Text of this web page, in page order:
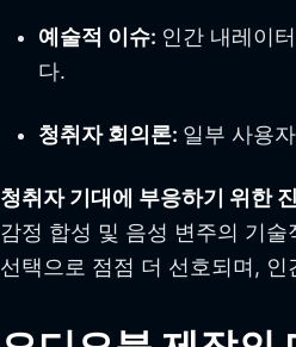
예술적 이슈: 인간 내레이
다.
청취자 회의론: 일부 사용
청취자 기대에 부응하기 위한
감정 합성 및 음성 변주의 기
선택으로 점점 더 선호되며,